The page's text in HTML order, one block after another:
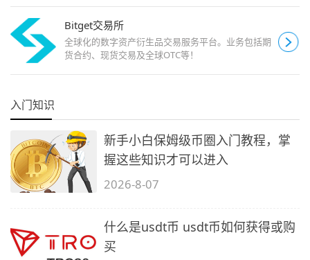
Bitget交易所
全球化的数字资产衍生品交易服务平台。业务包括期
货合约、现货交易及全球OTC等！
入门知识
新手小白保姆级币圈入门教程，掌
握这些知识才可以进入
2026-8-07
什么是usdt币 usdt币如何获得或购
买